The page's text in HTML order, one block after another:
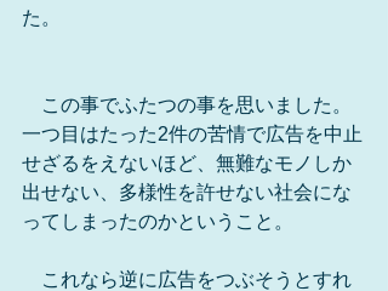
た。
この事でふたつの事を思いました。
一つ目はたった2件の苦情で広告を中止
せざるをえないほど、無難なモノしか
出せない、多様性を許せない社会にな
ってしまったのかということ。
これなら逆に広告をつぶそうとすれ